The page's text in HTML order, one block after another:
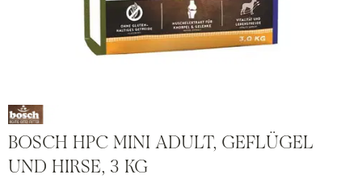
BOSCH HPC MINI ADULT, GEFLÜGEL
UND HIRSE, 3 KG